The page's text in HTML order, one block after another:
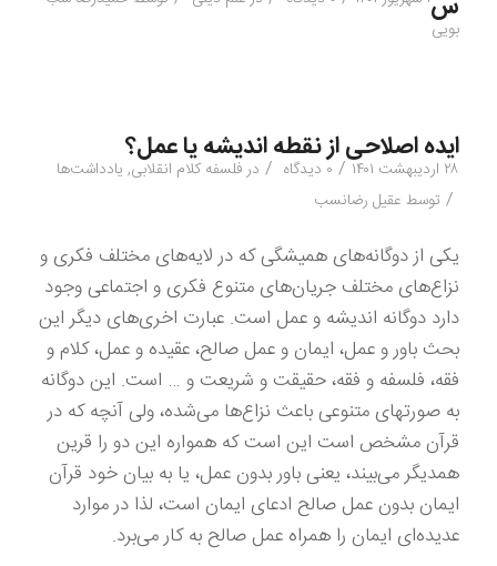
بویی
ایده اصلاحی از نقطه اندیشه یا عمل؟
۲۸ اردیبهشت ۱۴۰۱ / ۰ دیدگاه / در فلسفه کلام انقلابی, یادداشت‌ها
/ توسط عقیل رضانسب
یکی از دوگانه‌های همیشگی که در لایه‌های مختلف فکری و
نزاع‌های مختلف جریان‌های متنوع فکری و اجتماعی وجود
دارد دوگانه اندیشه و عمل است. عبارت اخری‌های دیگر این
بحث باور و عمل، ایمان و عمل صالح، عقیده و عمل، کلام و
فقه، فلسفه و فقه، حقیقت و شریعت و … است. این دوگانه
به صورتهای متنوعی باعث نزاع‌ها می‌شده، ولی آنچه که در
قرآن مشخص است این است که همواره این دو را قرین
همدیگر می‌بیند، یعنی باور بدون عمل، یا به بیان خود قرآن
ایمان بدون عمل صالح ادعای ایمان است، لذا در موارد
عدیده‌ای ایمان را همراه عمل صالح به کار می‌برد.